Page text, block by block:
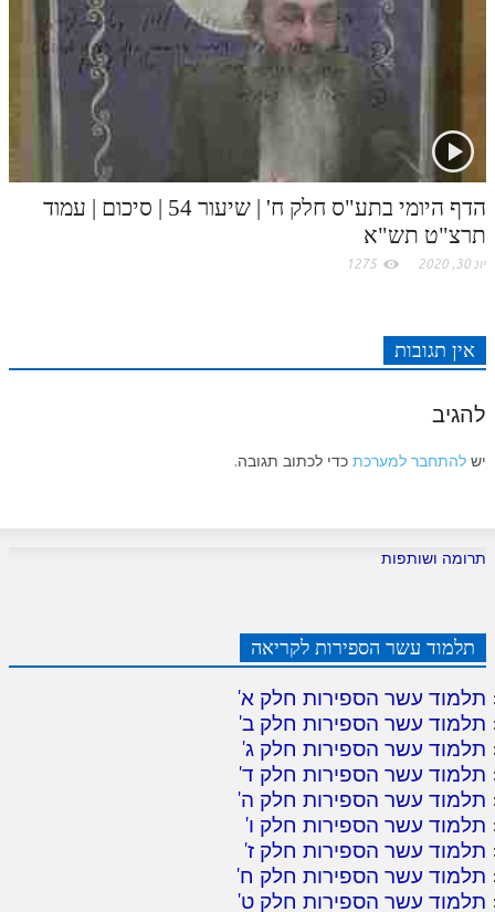
הדף היומי בתע"ס חלק ח' | שיעור 54 | סיכום | עמוד
תרצ"ט תש"א
יונ 30, 2020 1275
אין תגובות
להגיב
יש להתחבר למערכת כדי לכתוב תגובה.
תרומה ושותפות
תלמוד עשר הספירות לקריאה
תלמוד עשר הספירות חלק א'
תלמוד עשר הספירות חלק ב'
תלמוד עשר הספירות חלק ג'
תלמוד עשר הספירות חלק ד'
תלמוד עשר הספירות חלק ה'
תלמוד עשר הספירות חלק ו'
תלמוד עשר הספירות חלק ז'
תלמוד עשר הספירות חלק ח'
תלמוד עשר הספירות חלק ט'